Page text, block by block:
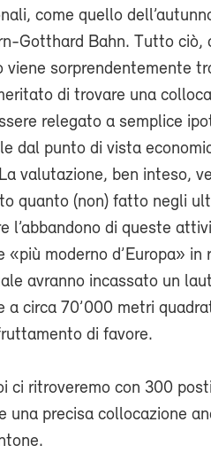
come quello
Gotthard Bahn. Tutto ciò,
viene sorprendentemente
di trovare una
relegato a semplice
dal punto di vista
valutazione, ben inteso,
quanto (non) fatto negli
l’abbandono di queste
«più moderno d’Europa»
avranno incassato un
a circa 70’000 metri
di favore.
ci ritroveremo con 300
una precisa collocazione